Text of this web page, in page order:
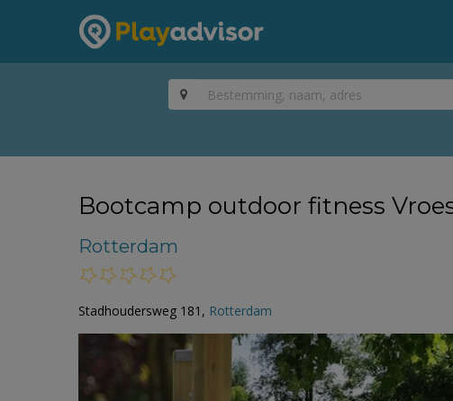
Bootcamp outdoor fitness
Rotterdam
Stadhoudersweg 181, Rotterdam